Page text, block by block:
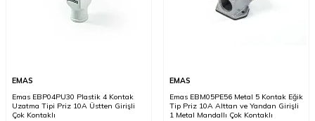
EMAS
Emas EBP04PU30 Plastik 4 Kontak
Uzatma Tipi Priz 10A Üstten Girişli
Çok Kontaklı
EMAS
Emas EBM05PE56 Metal 5 Kontak Eğik
Tip Priz 10A Alttan ve Yandan Girişli
1 Metal Mandallı Çok Kontaklı